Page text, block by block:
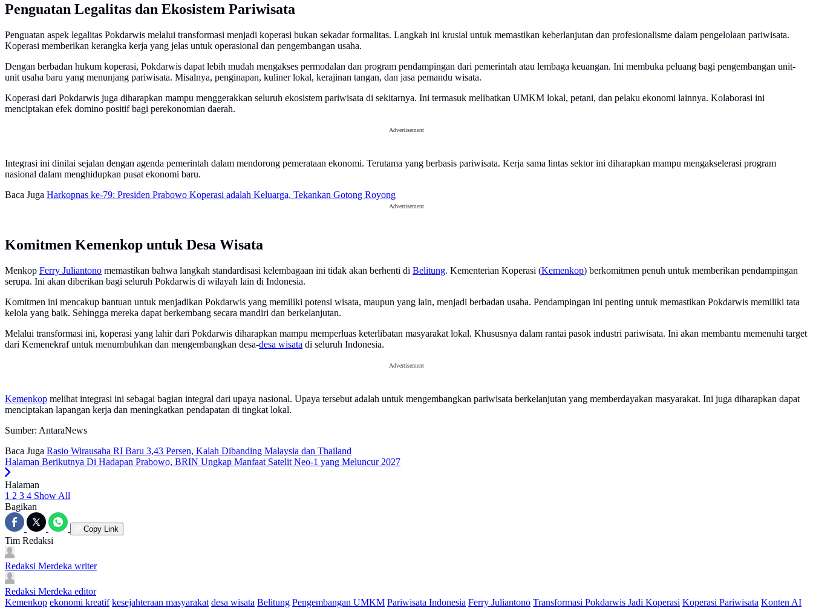
Penguatan Legalitas dan Ekosistem Pariwisata
Penguatan aspek legalitas Pokdarwis melalui transformasi menjadi koperasi bukan sekadar formalitas. Langkah ini krusial untuk memastikan keberlanjutan dan profesionalisme dalam pengelolaan pariwisata.
Koperasi memberikan kerangka kerja yang jelas untuk operasional dan pengembangan usaha.
Dengan berbadan hukum koperasi, Pokdarwis dapat lebih mudah mengakses permodalan dan program pendampingan dari pemerintah atau lembaga keuangan. Ini membuka peluang bagi pengembangan unit-
unit usaha baru yang menunjang pariwisata. Misalnya, penginapan, kuliner lokal, kerajinan tangan, dan jasa pemandu wisata.
Koperasi dari Pokdarwis juga diharapkan mampu menggerakkan seluruh ekosistem pariwisata di sekitarnya. Ini termasuk melibatkan UMKM lokal, petani, dan pelaku ekonomi lainnya. Kolaborasi ini
menciptakan efek domino positif bagi perekonomian daerah.
Advertisement
Integrasi ini dinilai sejalan dengan agenda pemerintah dalam mendorong pemerataan ekonomi. Terutama yang berbasis pariwisata. Kerja sama lintas sektor ini diharapkan mampu mengakselerasi program
nasional dalam menghidupkan pusat ekonomi baru.
Baca Juga Harkopnas ke-79: Presiden Prabowo Koperasi adalah Keluarga, Tekankan Gotong Royong
Advertisement
Komitmen Kemenkop untuk Desa Wisata
Menkop Ferry Juliantono memastikan bahwa langkah standardisasi kelembagaan ini tidak akan berhenti di Belitung. Kementerian Koperasi (Kemenkop) berkomitmen penuh untuk memberikan pendampingan
serupa. Ini akan diberikan bagi seluruh Pokdarwis di wilayah lain di Indonesia.
Komitmen ini mencakup bantuan untuk menjadikan Pokdarwis yang memiliki potensi wisata, maupun yang lain, menjadi berbadan usaha. Pendampingan ini penting untuk memastikan Pokdarwis memiliki tata
kelola yang baik. Sehingga mereka dapat berkembang secara mandiri dan berkelanjutan.
Melalui transformasi ini, koperasi yang lahir dari Pokdarwis diharapkan mampu memperluas keterlibatan masyarakat lokal. Khususnya dalam rantai pasok industri pariwisata. Ini akan membantu memenuhi target
dari Kemenekraf untuk menumbuhkan dan mengembangkan desa-desa wisata di seluruh Indonesia.
Advertisement
Kemenkop melihat integrasi ini sebagai bagian integral dari upaya nasional. Upaya tersebut adalah untuk mengembangkan pariwisata berkelanjutan yang memberdayakan masyarakat. Ini juga diharapkan dapat
menciptakan lapangan kerja dan meningkatkan pendapatan di tingkat lokal.
Sumber: AntaraNews
Baca Juga Rasio Wirausaha RI Baru 3,43 Persen, Kalah Dibanding Malaysia dan Thailand
Halaman Berikutnya Di Hadapan Prabowo, BRIN Ungkap Manfaat Satelit Neo-1 yang Meluncur 2027
Halaman
1 2 3 4 Show All
Bagikan
Copy Link
Tim Redaksi
Redaksi Merdeka writer
Redaksi Merdeka editor
Kemenkop ekonomi kreatif kesejahteraan masyarakat desa wisata Belitung Pengembangan UMKM Pariwisata Indonesia Ferry Juliantono Transformasi Pokdarwis Jadi Koperasi Koperasi Pariwisata Konten AI